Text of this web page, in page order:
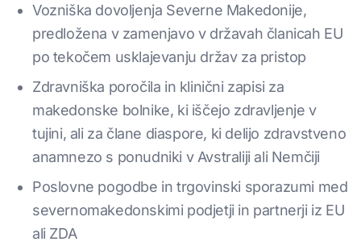
Vozniška dovoljenja Severne Makedonije,
predložena v zamenjavo v državah članicah EU
po tekočem usklajevanju držav za pristop
Zdravniška poročila in klinični zapisi za
makedonske bolnike, ki iščejo zdravljenje v
tujini, ali za člane diaspore, ki delijo zdravstveno
anamnezo s ponudniki v Avstraliji ali Nemčiji
Poslovne pogodbe in trgovinski sporazumi med
severnomakedonskimi podjetji in partnerji iz EU
ali ZDA